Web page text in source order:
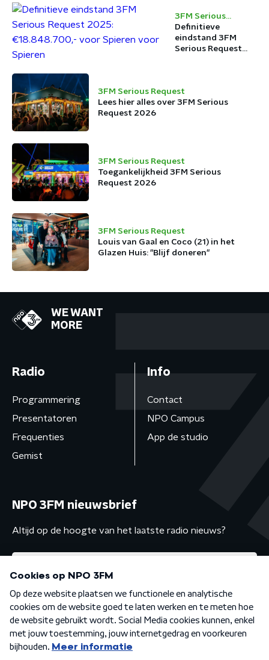
3FM Serious
Request
Definitieve
eindstand 3FM
Serious Request
Spieren
3FM Serious Request
Lees hier alles over 3FM Serious
Request 2026
3FM Serious Request
Toegankelijkheid 3FM Serious
Request 2026
3FM Serious Request
Louis van Gaal en Coco (21) in het
Glazen Huis: "Blijf doneren"
WE WANT
MORE
Radio
Programmering
Presentatoren
Frequenties
Gemist
Info
Contact
NPO Campus
App de studio
NPO 3FM nieuwsbrief
Altijd op de hoogte van het laatste radio nieuws?
Algemene voorwaarden Privacybeleid